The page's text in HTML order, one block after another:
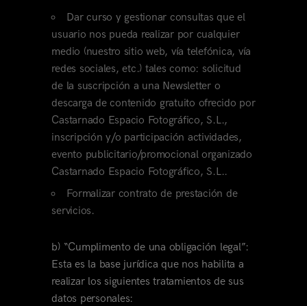
Dar curso y gestionar consultas que el
usuario nos pueda realizar por cualquier
medio (nuestro sitio web, vía telefónica, vía
redes sociales, etc.) tales como: solicitud
de la suscripción a una Newsletter o
descarga de contenido gratuito ofrecido por
Castarnado Espacio Fotográfico, S.L.,
inscripción y/o participación actividades,
evento publicitario/promocional organizado
Castarnado Espacio Fotográfico, S.L..
Formalizar contrato de prestación de
servicios.
b) “Cumplimento de una obligación legal”:
Esta es la base jurídica que nos habilita a
realizar los siguientes tratamientos de sus
datos personales: